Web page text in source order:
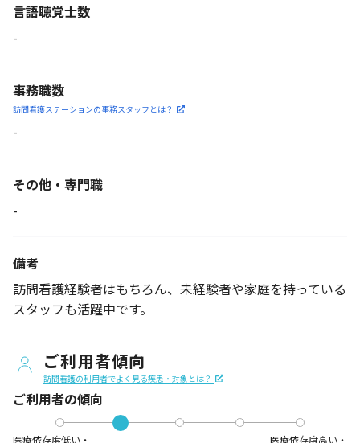
言語聴覚士数
-
事務職数
訪問看護ステーションの事務スタッフとは？
-
その他・専門職
-
備考
訪問看護経験者はもちろん、未経験者や家庭を持っている
スタッフも活躍中です。
ご利用者傾向
訪問看護の利用者でよく見る疾患・対象とは？
ご利用者の傾向
医療依存度低い・
医療依存度高い・